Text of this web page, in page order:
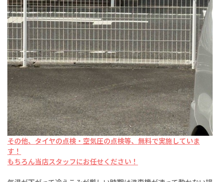
その他、タイヤの点検・空気圧の点検等、無料で実施していま
す！
もちろん当店スタッフにお任せください！